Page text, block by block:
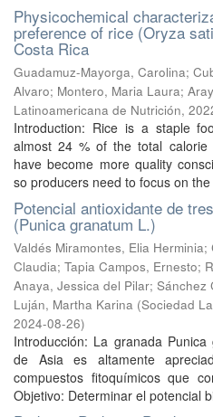
Physicochemical
preference of rice (Oryza
Costa Rica
Guadamuz-Mayorga, Carolina;
Alvaro; Montero, Maria Laura;
Latinoamericana de Nutrición,
Introduction: Rice is a staple
almost 24 % of the total
have become more quality
so producers need to focus on the
Potencial antioxidante de
(Punica granatum L.)
Valdés Miramontes, Elia Herminia;
Claudia; Tapia Campos, Ernesto;
Anaya, Jessica del Pilar; Sánchez
Luján, Martha Karina (Sociedad
2024-08-26)
Introducción: La granada
de Asia es altamente
compuestos fitoquímicos que
Objetivo: Determinar el potencial